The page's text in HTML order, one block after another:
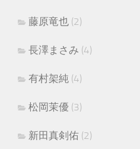
藤原竜也 (2)
長澤まさみ (4)
有村架純 (4)
松岡茉優 (3)
新田真剣佑 (2)